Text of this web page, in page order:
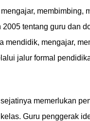
membimbing,
2005 tentang guru dan
mendidik, mengajar,
jalur formal
memerlukan
Guru penggerak